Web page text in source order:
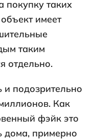
покупку таких
имеет
таким
отдельно.
и подозрительно
Как
фэйк это
дома, примерно